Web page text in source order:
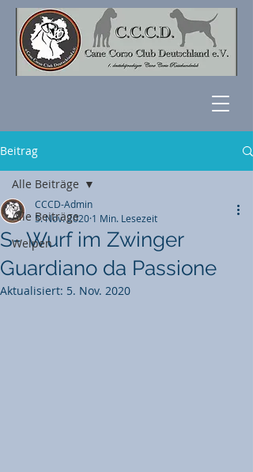
Beitrag
Alle Beiträge
Welpen
Alle Beiträge
S- Wurf im Zwinger
Guardiano da Passione
CCCD-Admin
5. Nov. 2020 1 Min. Lesezeit
Aktualisiert: 5. Nov. 2020